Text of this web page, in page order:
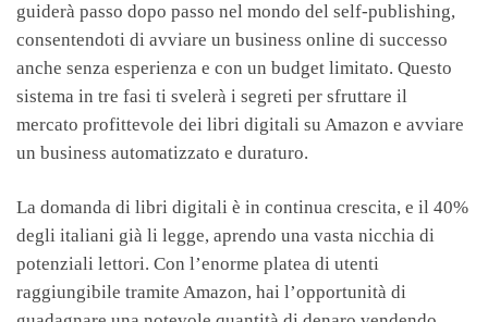
guiderà passo dopo passo nel mondo del self-publishing,
consentendoti di avviare un business online di successo
anche senza esperienza e con un budget limitato. Questo
sistema in tre fasi ti svelerà i segreti per sfruttare il
mercato profittevole dei libri digitali su Amazon e avviare
un business automatizzato e duraturo.
La domanda di libri digitali è in continua crescita, e il 40%
degli italiani già li legge, aprendo una vasta nicchia di
potenziali lettori. Con l’enorme platea di utenti
raggiungibile tramite Amazon, hai l’opportunità di